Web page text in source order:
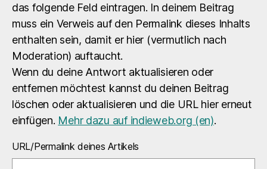
das folgende Feld eintragen. In deinem Beitrag
muss ein Verweis auf den Permalink dieses Inhalts
enthalten sein, damit er hier (vermutlich nach
Moderation) auftaucht.
Wenn du deine Antwort aktualisieren oder
entfernen möchtest kannst du deinen Beitrag
löschen oder aktualisieren und die URL hier erneut
einfügen. Mehr dazu auf indieweb.org (en).
URL/Permalink deines Artikels